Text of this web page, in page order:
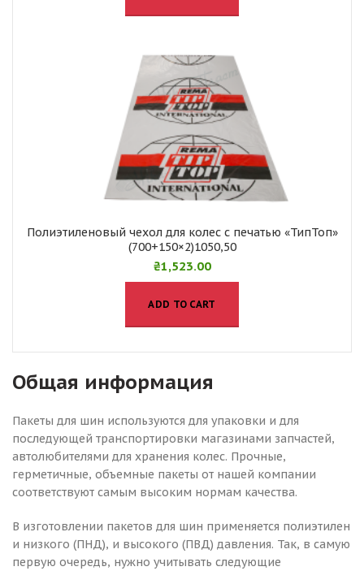
Полиэтиленовый чехол для колес с печатью «ТипТоп»
(700+150×2)1050,50
₴1,523.00
ADD TO CART
Общая информация
Пакеты для шин используются для упаковки и для
последующей транспортировки магазинами запчастей,
автолюбителями для хранения колес. Прочные,
герметичные, объемные пакеты от нашей компании
соответствуют самым высоким нормам качества.
В изготовлении пакетов для шин применяется полиэтилен
и низкого (ПНД), и высокого (ПВД) давления. Так, в самую
первую очередь, нужно учитывать следующие